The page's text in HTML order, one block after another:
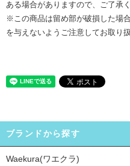
ある場合がありますので、ご了承く
※この商品は留め部が破損した場
を与えないようご注意してお取り
ブランドから探す
Waekura(ワエクラ)